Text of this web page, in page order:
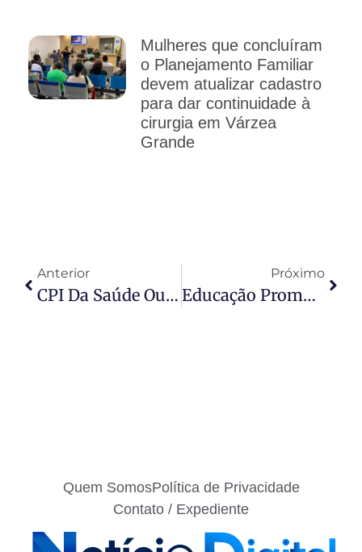
Mulheres que concluíram
o Planejamento Familiar
devem atualizar cadastro
para dar continuidade à
cirurgia em Várzea
Grande
Anterior
CPI Da Saúde Ouve Procurador-Geral E Empresária Investigada Por Contratos Da Pandemia
Próximo
Educação Promove Melhorias No Prédio Do Programa Anjos Da Escola E No Museu Do Cerrado Durante O Período De Recesso Escolar
Quem SomosPolítica de Privacidade
Contato / Expediente